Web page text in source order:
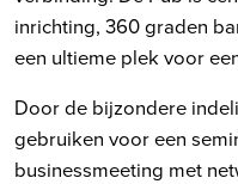
inrichting, 360 graden
een ultieme plek voor
Door de bijzondere
gebruiken voor een
businessmeeting met